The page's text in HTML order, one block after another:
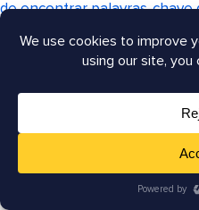
de encontrar palavras-chave
Recurso de autossugestão
Fóruns
Além destas, as palavras-
também são uma excelente